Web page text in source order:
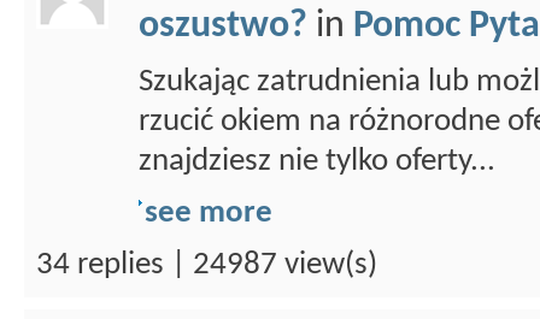
oszustwo? in Pomoc
Szukając zatrudnienia lub
rzucić okiem na różnorodne
znajdziesz nie tylko oferty...
see more
34 replies | 24987 view(s)